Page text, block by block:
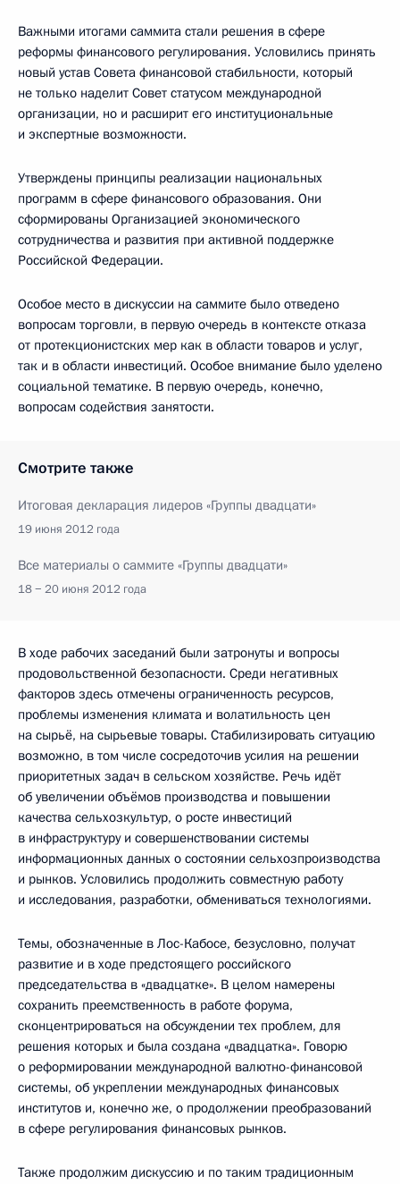
Важными итогами саммита стали решения в сфере
реформы финансового регулирования. Условились принять
новый устав Совета финансовой стабильности, который
не только наделит Совет статусом международной
организации, но и расширит его институциональные
и экспертные возможности.
Утверждены принципы реализации национальных
программ в сфере финансового образования. Они
сформированы Организацией экономического
сотрудничества и развития при активной поддержке
Российской Федерации.
Особое место в дискуссии на саммите было отведено
вопросам торговли, в первую очередь в контексте отказа
от протекционистских мер как в области товаров и услуг,
так и в области инвестиций. Особое внимание было уделено
социальной тематике. В первую очередь, конечно,
вопросам содействия занятости.
Смотрите также
Итоговая декларация лидеров «Группы двадцати»
19 июня 2012 года
Все материалы о саммите «Группы двадцати»
18 − 20 июня 2012 года
В ходе рабочих заседаний были затронуты и вопросы
продовольственной безопасности. Среди негативных
факторов здесь отмечены ограниченность ресурсов,
проблемы изменения климата и волатильность цен
на сырьё, на сырьевые товары. Стабилизировать ситуацию
возможно, в том числе сосредоточив усилия на решении
приоритетных задач в сельском хозяйстве. Речь идёт
об увеличении объёмов производства и повышении
качества сельхозкультур, о росте инвестиций
в инфраструктуру и совершенствовании системы
информационных данных о состоянии сельхозпроизводства
и рынков. Условились продолжить совместную работу
и исследования, разработки, обмениваться технологиями.
Темы, обозначенные в Лос-Кабосе, безусловно, получат
развитие и в ходе предстоящего российского
председательства в «двадцатке». В целом намерены
сохранить преемственность в работе форума,
сконцентрироваться на обсуждении тех проблем, для
решения которых и была создана «двадцатка». Говорю
о реформировании международной валютно-финансовой
системы, об укреплении международных финансовых
институтов и, конечно же, о продолжении преобразований
в сфере регулирования финансовых рынков.
Также продолжим дискуссию и по таким традиционным